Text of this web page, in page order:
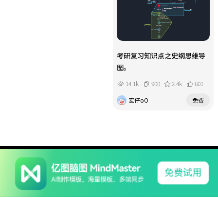
考研复习知识点之史纲思维导
图。
14.1k 900 2.4k
601
宏仔oO
免费